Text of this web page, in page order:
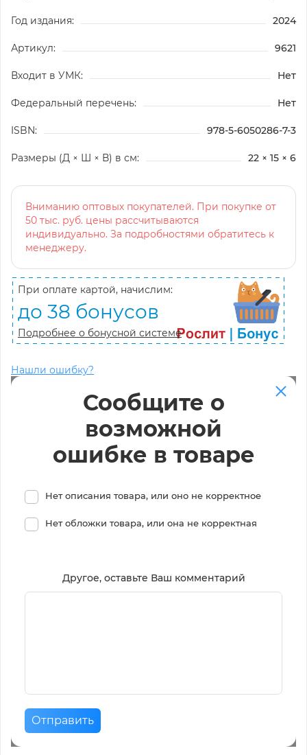
Год издания: 2024
Артикул: 9621
Входит в УМК: Нет
Федеральный перечень: Нет
ISBN: 978-5-6050286-7-3
Размеры (Д × Ш × В) в см: 22 × 15 × 6
Вниманию оптовых покупателей. При покупке от
50 тыс. руб. цены рассчитываются
индивидуально. За подробностями обратитесь к
менеджеру.
При оплате картой, начислим:
до 38 бонусов
Подробнее о бонусной системе
Нашли ошибку?
Сообщите о
возможной
ошибке в товаре
Нет описания товара, или оно не корректное
Нет обложки товара, или она не корректная
Другое, оставьте Ваш комментарий
Отправить